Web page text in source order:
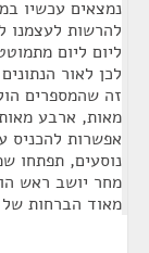
נמצאים עכשיו
להרשות לעצמנו
ליום ליום
לכן לאור
זה שהמספרים
מאות, ארבע
אפשרות להכניס
נוסעים, תפתחו
מחר יושב ראש
מאוד הברחות